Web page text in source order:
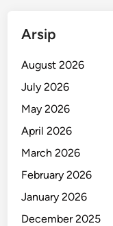
Arsip
August 2026
July 2026
May 2026
April 2026
March 2026
February 2026
January 2026
December 2025